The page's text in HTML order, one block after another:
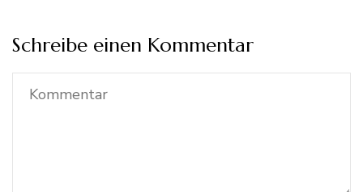
Schreibe einen Kommentar